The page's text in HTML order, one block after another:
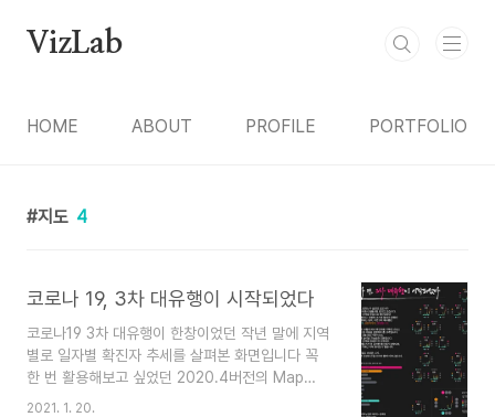
VizLab
HOME ABOUT PROFILE PORTFOLIO
지도 4
코로나 19, 3차 대유행이 시작되었다
코로나19 3차 대유행이 한창이었던 작년 말에 지역
별로 일자별 확진자 추세를 살펴본 화면입니다 꼭
한 번 활용해보고 싶었던 2020.4버전의 Map
Layer 기능을 활용해 마크를 겹치는 기법으로 지도
2021. 1. 20.